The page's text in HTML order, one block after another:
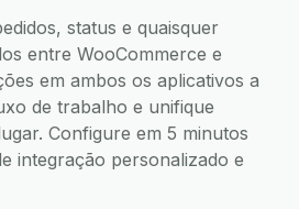
status e quaisquer
entre WooCommerce e
em ambos os aplicativos a
de trabalho e unifique
Configure em 5 minutos
integração personalizado e